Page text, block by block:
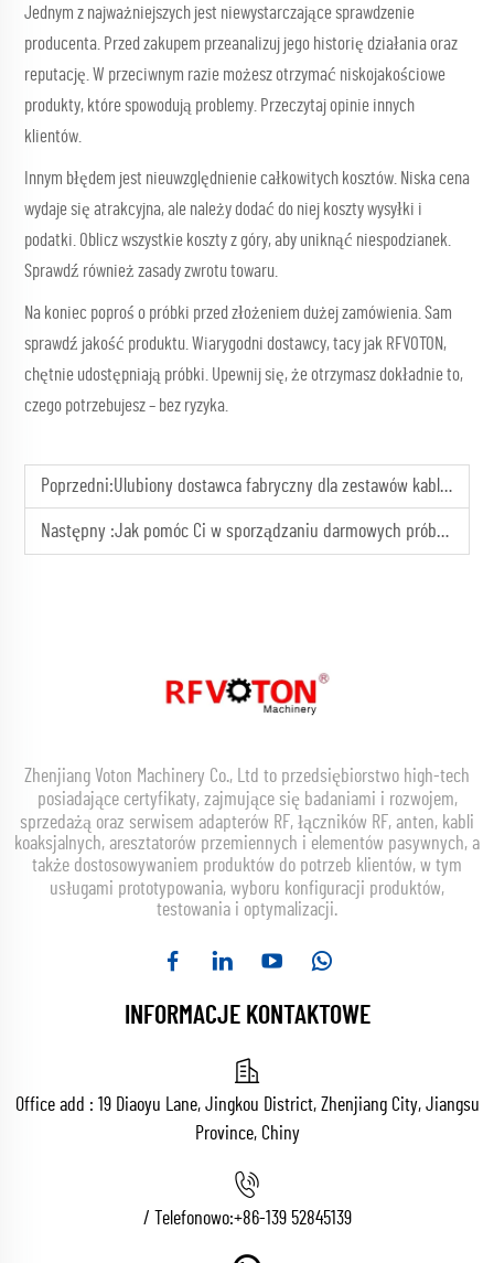
Jednym z najważniejszych jest niewystarczające sprawdzenie
producenta. Przed zakupem przeanalizuj jego historię działania oraz
reputację. W przeciwnym razie możesz otrzymać niskojakościowe
produkty, które spowodują problemy. Przeczytaj opinie innych
klientów.
Innym błędem jest nieuwzględnienie całkowitych kosztów. Niska cena
wydaje się atrakcyjna, ale należy dodać do niej koszty wysyłki i
podatki. Oblicz wszystkie koszty z góry, aby uniknąć niespodzianek.
Sprawdź również zasady zwrotu towaru.
Na koniec poproś o próbki przed złożeniem dużej zamówienia. Sam
sprawdź jakość produktu. Wiarygodni dostawcy, tacy jak RFVOTON,
chętnie udostępniają próbki. Upewnij się, że otrzymasz dokładnie to,
czego potrzebujesz – bez ryzyka.
Poprzedni:Ulubiony dostawca fabryczny dla zestawów kablowych
Następny :Jak pomóc Ci w sporządzaniu darmowych próbek produktów i akcesoriów
Zhenjiang Voton Machinery Co., Ltd to przedsiębiorstwo high-tech
posiadające certyfikaty, zajmujące się badaniami i rozwojem,
sprzedażą oraz serwisem adapterów RF, łączników RF, anten, kabli
koaksjalnych, aresztatorów przemiennych i elementów pasywnych, a
także dostosowywaniem produktów do potrzeb klientów, w tym
usługami prototypowania, wyboru konfiguracji produktów,
testowania i optymalizacji.
INFORMACJE KONTAKTOWE
Office add : 19 Diaoyu Lane, Jingkou District, Zhenjiang City, Jiangsu
Province, Chiny
/ Telefonowo:+86-139 52845139